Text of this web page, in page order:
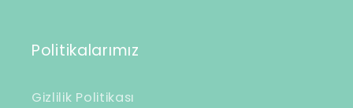
Politikalarımız
Gizlilik Politikası